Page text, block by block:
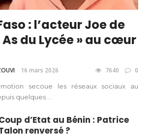
: l’acteur Joe de
As du Lycée » au cœur
16 mars 2026 7640 0
secoue les réseaux sociaux au
quelques ...
d’Etat au Bénin : Patrice
renversé ?